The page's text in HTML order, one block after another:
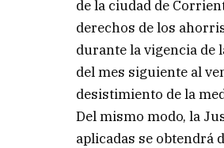
de la ciudad de
derechos de los
durante la vigencia de
del mes siguiente al
desistimiento de la
Del mismo modo, la
aplicadas se obtendrá